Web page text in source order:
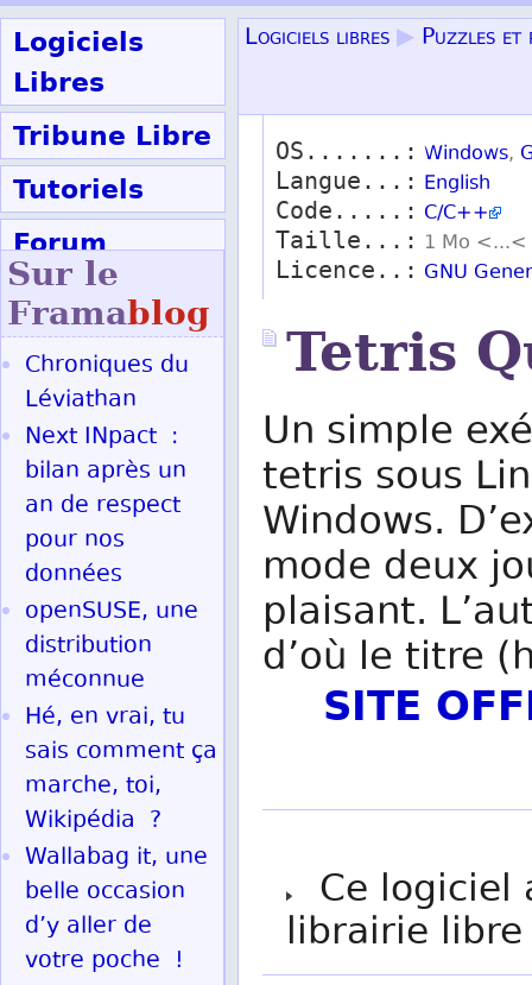
Logiciels
Libres
Tribune Libre
Tutoriels
Forum
Participer
Logiciels libres ▶ Puzzles
OS.......: Windows,
Langue...: English
Code.....: C/C++
Taille...: 1 Mo <...<
Licence..: GNU
Tetris
Un simple
tetris sous
Windows.
mode deux
plaisant.
d’où le titre
SITE
Ce logiciel
librairie
Sur le
Framablog
Chroniques du
Léviathan
Next INpact :
bilan après un
an de respect
pour nos
données
openSUSE, une
distribution
méconnue
Hé, en vrai, tu
sais comment ça
marche, toi,
Wikipédia ?
Wallabag it, une
belle occasion
d’y aller de
votre poche !